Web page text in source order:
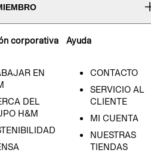
corporativa
EN
DEL
H&M
Ayuda
CONTACTO
SERVICIO AL
CLIENTE
MI CUENTA
NUESTRAS
TIENDAS